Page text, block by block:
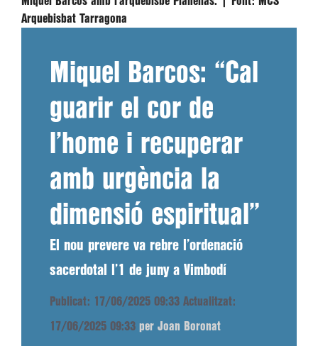
Arquebisbat Tarragona
Miquel Barcos: “Cal
guarir el cor de
l’home i recuperar
amb urgència la
dimensió espiritual”
El nou prevere va rebre l’ordenació
sacerdotal l’1 de juny a Vimbodí
Publicat: 17/06/2025 09:33 Actualitzat:
17/06/2025 09:33 per Joan Boronat